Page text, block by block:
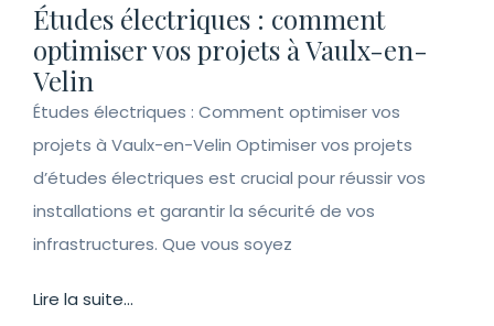
Études électriques : comment
optimiser vos projets à Vaulx-en-
Velin
Études électriques : Comment optimiser vos
projets à Vaulx-en-Velin Optimiser vos projets
d’études électriques est crucial pour réussir vos
installations et garantir la sécurité de vos
infrastructures. Que vous soyez
Lire la suite...